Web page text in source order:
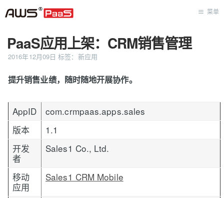
首页
菜单
PaaS应用上架：CRM销售管理
2016年12月09日 标签： 新应用
提升销售业绩，随时随地开展协作。
AppID
com.crmpaas.apps.sales
版本
1.1
开发
者
Sales1 Co., Ltd.
移动
应用
Sales1 CRM Mobile